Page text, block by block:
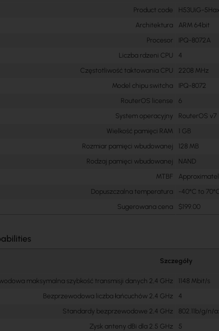
Product code
H53UiG-
Architektura
ARM 64bit
Procesor
IPQ-8072A
Liczba rdzeni CPU
4
Częstotliwość taktowania CPU
2208 MHz
Model chipu switcha
IPQ-8072
RouterOS license
6
System operacyjny
RouterOS v7
Wielkość pamięci RAM
1 GB
Rozmiar pamięci wbudowanej
128 MB
Rodzaj pamięci wbudowanej
NAND
MTBF
Dopuszczalna temperatura
-40°C to
Sugerowana cena
$199.00
Szczegóły
maksymalna szybkość transmisji danych 2,4 GHz
1148 Mbit/s
Bezprzewodowa liczba łańcuchów 2,4 GHz
4
Standardy bezprzewodowe 2,4 GHz
802.11b/g/n/
Zysk anteny dBi dla 2.5 GHz
5